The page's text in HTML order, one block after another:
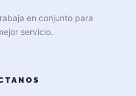
en conjunto para
servicio.